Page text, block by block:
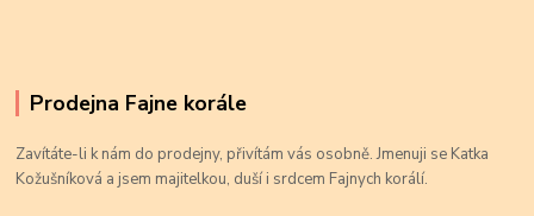
Prodejna Fajne korále
Zavítáte-li k nám do prodejny, přivítám vás osobně. Jmenuji se Katka
Kožušníková a jsem majitelkou, duší i srdcem Fajnych korálí.